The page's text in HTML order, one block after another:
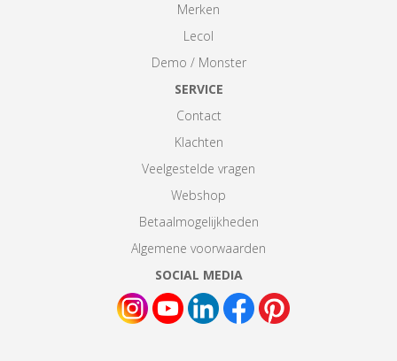
Merken
Lecol
Demo / Monster
SERVICE
Contact
Klachten
Veelgestelde vragen
Webshop
Betaalmogelijkheden
Algemene voorwaarden
SOCIAL MEDIA